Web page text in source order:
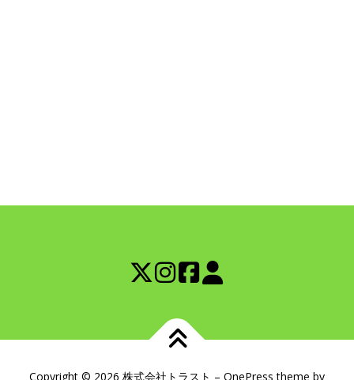
Copyright © 2026 株式会社トラスト – OnePress theme by